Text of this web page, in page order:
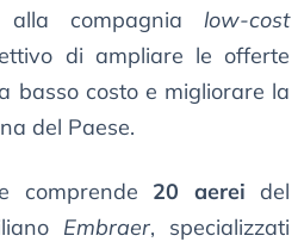
compagnia low-cost
di ampliare le offerte
basso costo e migliorare la
del Paese.
comprende 20 aerei del
Embraer, specializzati